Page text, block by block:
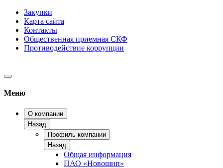
Закупки
Карта сайта
Контакты
Общественная приемная СКФ
Противодействие коррупции
Меню
О компании
Назад
Профиль компании
Назад
Общая информация
ПАО «Новошип»